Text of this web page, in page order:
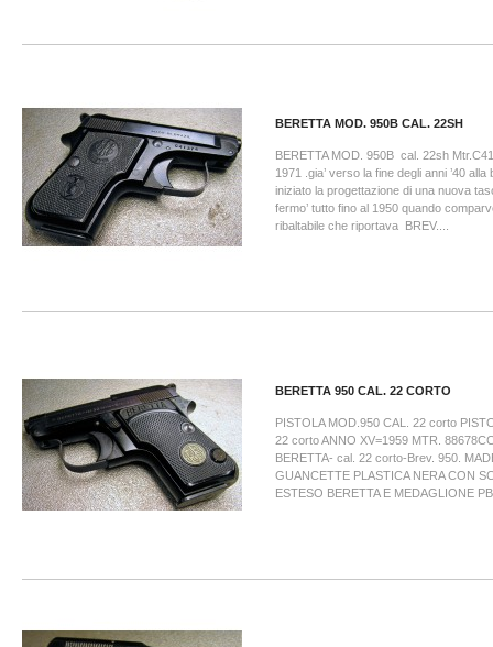
BERETTA MOD. 950B CAL. 22SH
BERETTA MOD. 950B cal. 22sh
1971 .gia’ verso la fine degli anni ’40
iniziato la progettazione di una nuova
fermo’ tutto fino al 1950 quando
ribaltabile che riportava BREV....
BERETTA 950 CAL. 22 CORTO
PISTOLA MOD.950 CAL. 22 corto
22 corto ANNO XV=1959 MTR.
BERETTA- cal. 22 corto-Brev. 950.
GUANCETTE PLASTICA NERA CON
ESTESO BERETTA E MEDAGLIONE